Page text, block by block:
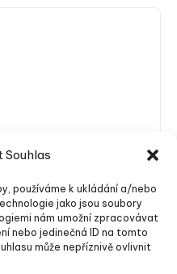
Souhlas
používáme k ukládání a/nebo
jako jsou soubory
nám umožní zpracovávat
nebo jedinečná ID na tomto
může nepříznivě ovlivnit